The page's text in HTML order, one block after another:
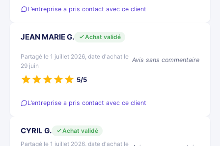
L’entreprise a pris contact avec ce client
JEAN MARIE G. Achat validé
Partagé le 1 juillet 2026, date d'achat le
29 juin
Avis sans commentaire
5/5
L’entreprise a pris contact avec ce client
CYRIL G.
Achat validé
Partagé le 1 juillet 2026, date d'achat le